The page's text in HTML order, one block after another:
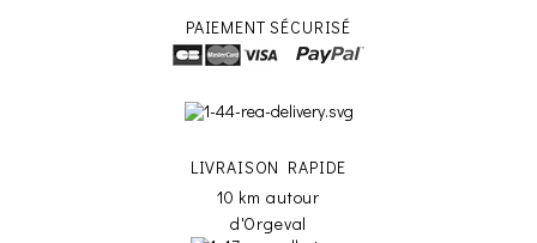
PAIEMENT SÉCURISÉ
LIVRAISON RAPIDE
10 km autour
d'Orgeval